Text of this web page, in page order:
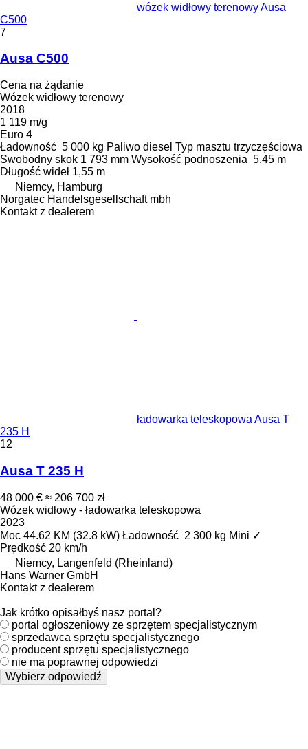
wózek widłowy terenowy Ausa
C500
7
Ausa C500
Cena na żądanie
Wózek widłowy terenowy
2018
1 119 m/g
Euro 4
Ładowność 5 000 kg Paliwo diesel Typ masztu trzyczęściowa
Swobodny skok 1 793 mm Wysokość podnoszenia 5,45 m
Długość wideł 1,55 m
Niemcy, Hamburg
Norgatec Handelsgesellschaft mbh
Kontakt z dealerem
ładowarka teleskopowa Ausa T
235 H
12
Ausa T 235 H
48 000 € ≈ 206 700 zł
Wózek widłowy - ładowarka teleskopowa
2023
Moc 44.62 KM (32.8 kW) Ładowność 2 300 kg Mini ✓
Prędkość 20 km/h
Niemcy, Langenfeld (Rheinland)
Hans Warner GmbH
Kontakt z dealerem
Jak krótko opisałbyś nasz portal?
portal ogłoszeniowy ze sprzętem specjalistycznym
sprzedawca sprzętu specjalistycznego
producent sprzętu specjalistycznego
nie ma poprawnej odpowiedzi
Wybierz odpowiedź